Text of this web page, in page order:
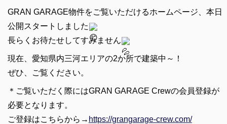
GRAN GARAGE物件をご覧いただけるホームページ、本日
公開スタートしました
長らくお待たせしてすみません
現在、愛知県内三河エリアの2か所で建築中～！
ぜひ、ご覧ください。
＊ご覧いただく際にはGRAN GARAGE Crewの会員登録が
必要となります。
ご登録はこちらから→ https://grangarage-crew.com/